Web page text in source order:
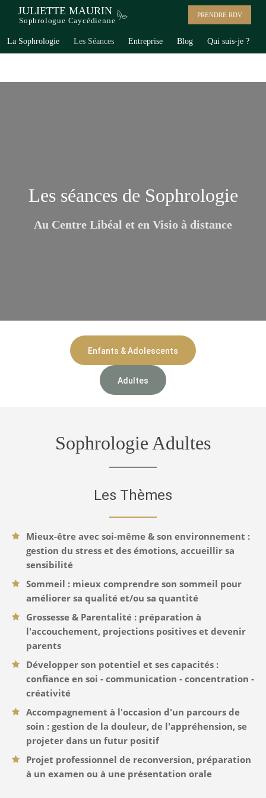
JULIETTE MAURIN
Sophrologue Caycédienne
PRENDRE RDV
La Sophrologie Les Séances Entreprise Blog Qui suis-je ?
Les séances de Sophrologie
Au Centre Libéal et en Visio à distance
Enfants & Adolescents
Adultes
Sophrologie Adultes
Les Thèmes
Mieux-être avec soi-même & son environnement :
gestion du stress et des émotions, accueillir sa
sensibilité
Sommeil : mieux comprendre son sommeil pour
améliorer sa qualité et/ou sa quantité
Grossesse & Parentalité : préparation à
l'accouchement, projections positives et devenir
parents
Développer son potentiel et ses capacités :
confiance en soi - communication - concentration -
créativité
Accompagnement à l'occasion d'un parcours de
soin : gestion de la douleur, de l'appréhension, se
projeter dans un futur positif
Projet professionnel de reconversion, préparation
à un examen ou à une présentation orale